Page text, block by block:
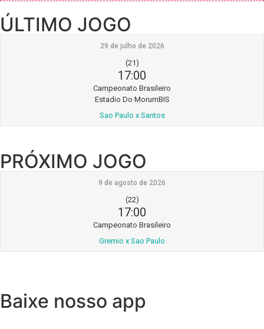
ÚLTIMO JOGO
29 de julho de 2026
(21)
17:00
Campeonato Brasileiro
Estadio Do MorumBIS
Sao Paulo x Santos
PRÓXIMO JOGO
9 de agosto de 2026
(22)
17:00
Campeonato Brasileiro
Gremio x Sao Paulo
Baixe nosso app